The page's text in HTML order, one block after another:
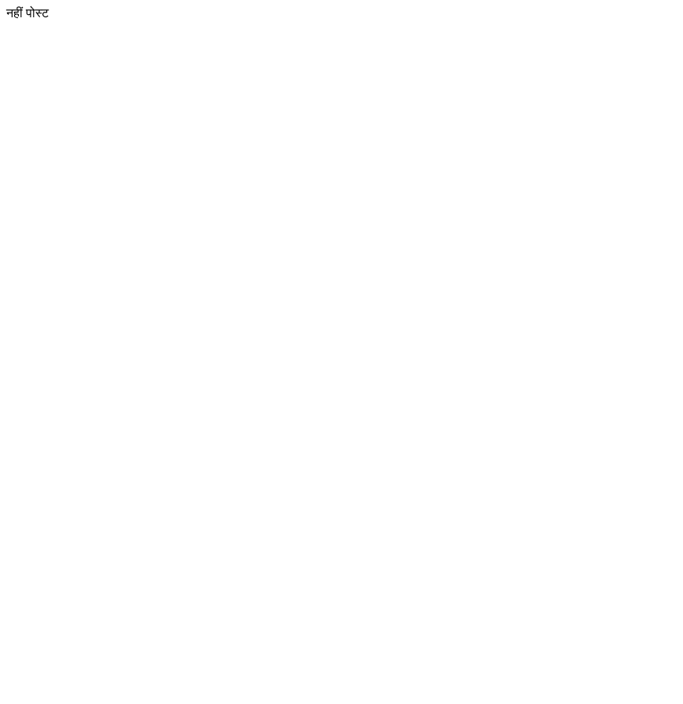
नहीं पोस्ट